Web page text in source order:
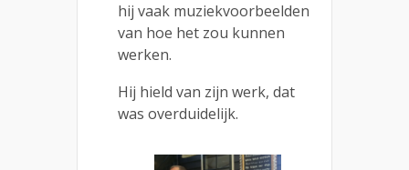
hij vaak muziekvoorbeelden
van hoe het zou kunnen
werken.
Hij hield van zijn werk, dat
was overduidelijk.